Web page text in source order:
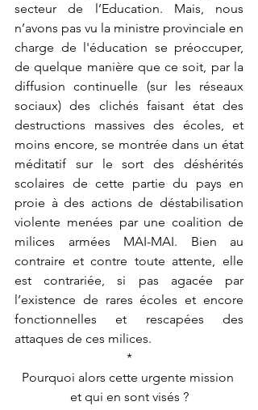
secteur de l’Education. Mais, nous
n’avons pas vu la ministre provinciale en
charge de l'éducation se préoccuper,
de quelque manière que ce soit, par la
diffusion continuelle (sur les réseaux
sociaux) des clichés faisant état des
destructions massives des écoles, et
moins encore, se montrée dans un état
méditatif sur le sort des déshérités
scolaires de cette partie du pays en
proie à des actions de déstabilisation
violente menées par une coalition de
milices armées MAI-MAI. Bien au
contraire et contre toute attente, elle
est contrariée, si pas agacée par
l’existence de rares écoles et encore
fonctionnelles et rescapées des
attaques de ces milices.
*
Pourquoi alors cette urgente mission
et qui en sont visés ?